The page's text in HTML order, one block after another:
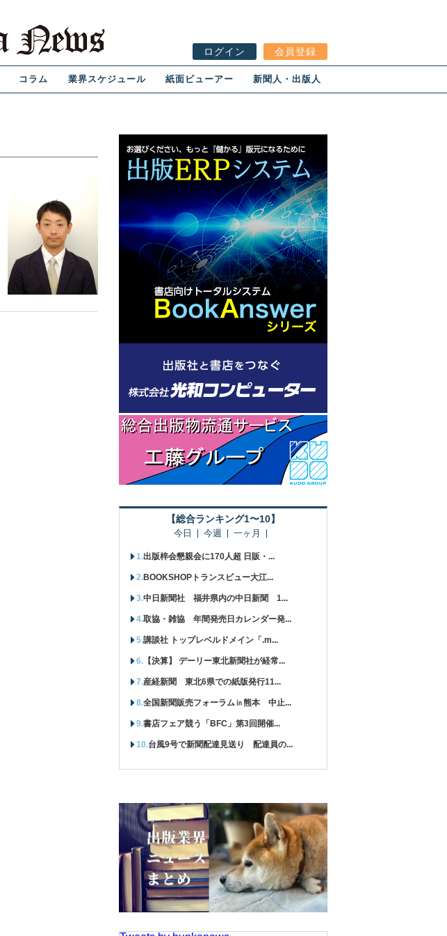
ログイン 会員登録
コラム 業界スケジュール 紙面ビューアー 新聞人・出版人
【総合ランキング1〜10】
今日 今週 一ヶ月
出版梓会懇親会に170人超 日販・...
BOOKSHOPトランスビュー大江...
中日新聞社 福井県内の中日新聞 1...
取協・雑協 年間発売日カレンダー発...
講談社 トップレベルドメイン「.m...
【決算】 デーリー東北新聞社が経常...
産経新聞 東北6県での紙版発行11...
全国新聞販売フォーラム㏌熊本 中止...
書店フェア競う「BFC」第3回開催...
台風9号で新聞配達見送り 配達員の...